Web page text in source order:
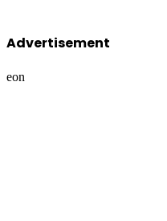
Advertisement
eon